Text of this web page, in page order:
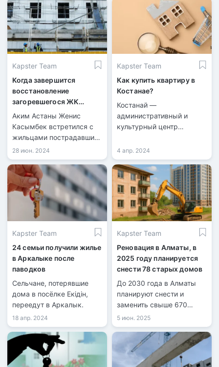
Kapster Team
Когда завершится
восстановление
загоревшегося ЖК
«Rixos Khan Shatyr
Residences» в Астане
Аким Астаны Женис
Касымбек встретился с
жильцами пострадавших
квартир в ЖК «Rixos Khan
Shatyr Residences».
Акимат создал комиссию
по ликвидации
последствий пожара.
28 июн. 2024
Kapster Team
Как купить квартиру в
Костанае?
Костанай —
административный и
культурный центр
расположен в се­верной
части Республики
Казахстан на берегу реки
Тобол.
4 апр. 2024
Kapster Team
24 семьи получили жилье
в Аркалыке после
паводков
Сельчане, потерявшие
дома в посёлке Екідін,
переедут в Аркалык.
18 апр. 2024
Kapster Team
Реновация в Алматы, в
2025 году планируется
снести 78 старых домов
До 2030 года в Алматы
планируют снести и
заменить свыше 670
ветхих домов.
5 июн. 2025